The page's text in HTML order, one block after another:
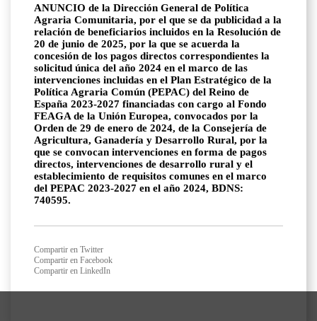
ANUNCIO de la Dirección General de Política
Agraria Comunitaria, por el que se da publicidad a la
relación de beneficiarios incluidos en la Resolución de
20 de junio de 2025, por la que se acuerda la
concesión de los pagos directos correspondientes la
solicitud única del año 2024 en el marco de las
intervenciones incluidas en el Plan Estratégico de la
Política Agraria Común (PEPAC) del Reino de
España 2023-2027 financiadas con cargo al Fondo
FEAGA de la Unión Europea, convocados por la
Orden de 29 de enero de 2024, de la Consejería de
Agricultura, Ganadería y Desarrollo Rural, por la
que se convocan intervenciones en forma de pagos
directos, intervenciones de desarrollo rural y el
establecimiento de requisitos comunes en el marco
del PEPAC 2023-2027 en el año 2024, BDNS:
740595.
Compartir en Twitter
Compartir en Facebook
Compartir en LinkedIn